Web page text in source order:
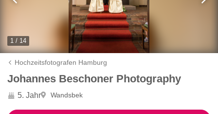
1 / 14
Hochzeitsfotografen Hamburg
Johannes Beschoner Photography
5. Jahr Wandsbek